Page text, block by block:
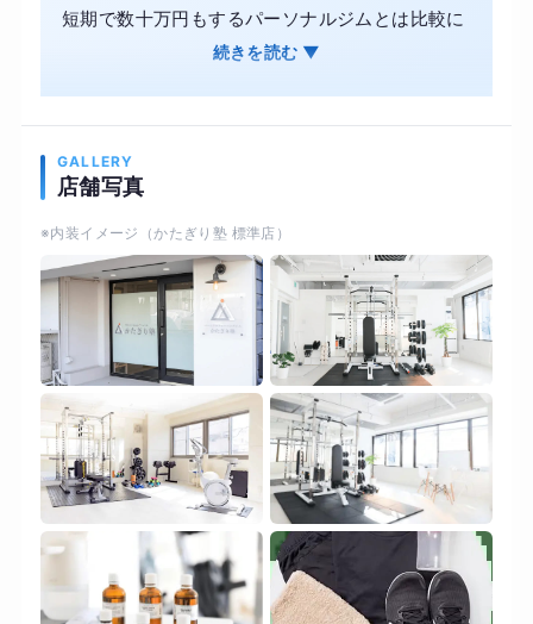
短期で数十万円もするパーソナルジムとは比較に
ならないコスパで通塾が可能です。 お客様のライ
また、かたぎり塾では理学療法士が監修した科学
並行して体力や柔軟性、関節の可動域を取り戻し
ます。
続きを読む ▼
GALLERY
店舗写真
※内装イメージ（かたぎり塾 標準店）